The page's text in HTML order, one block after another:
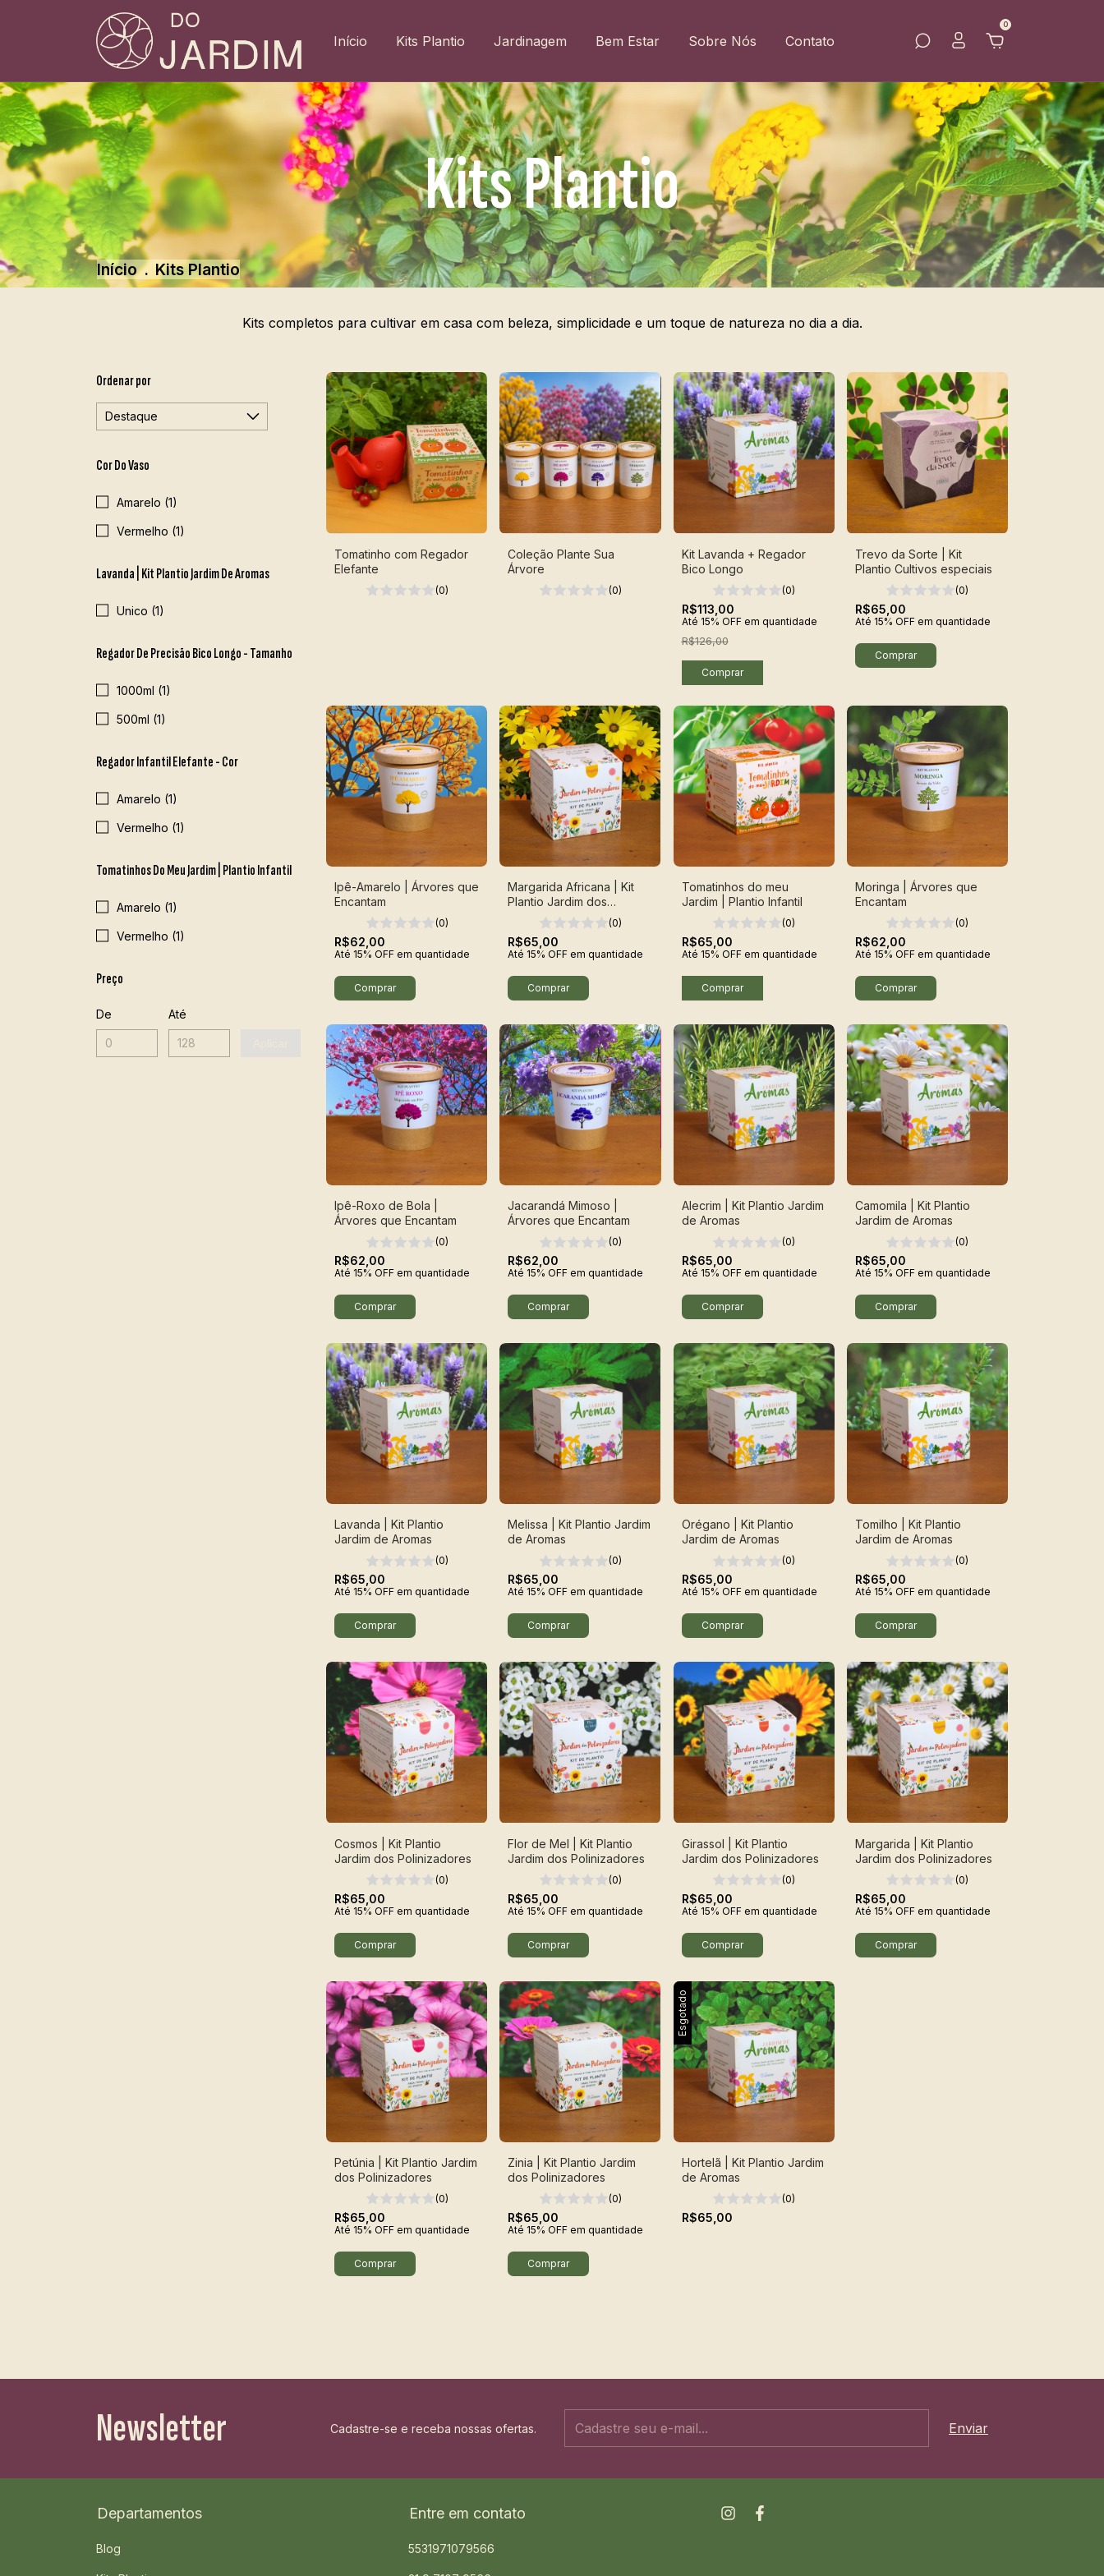
Início Kits Plantio Jardinagem Bem Estar Sobre Nós Contato
0
Início . Kits Plantio
Kits Plantio
Kits completos para cultivar em casa com beleza, simplicidade e um toque de natureza no dia a dia.
Ordenar por
Cor Do Vaso
Amarelo (1)
Vermelho (1)
Lavanda | Kit Plantio Jardim De Aromas
Unico (1)
Regador De Precisão Bico Longo - Tamanho
1000ml (1)
500ml (1)
Regador Infantil Elefante - Cor
Amarelo (1)
Vermelho (1)
Tomatinhos Do Meu Jardim | Plantio Infantil
Amarelo (1)
Vermelho (1)
Preço
De Até
Tomatinho com Regador
Elefante
(0)
Coleção Plante Sua
Árvore
(0)
Kit Lavanda + Regador
Bico Longo
(0)
R$113,00
Até 15% OFF em quantidade
R$126,00
Comprar
Trevo da Sorte | Kit
Plantio Cultivos especiais
(0)
R$65,00
Até 15% OFF em quantidade
Ipê-Amarelo | Árvores que
Encantam
(0)
R$62,00
Até 15% OFF em quantidade
Margarida Africana | Kit
Plantio Jardim dos
Polinizadores
(0)
R$65,00
Até 15% OFF em quantidade
Tomatinhos do meu
Jardim | Plantio Infantil
(0)
R$65,00
Até 15% OFF em quantidade
Comprar
Moringa | Árvores que
Encantam
(0)
R$62,00
Até 15% OFF em quantidade
Ipê-Roxo de Bola |
Árvores que Encantam
(0)
R$62,00
Até 15% OFF em quantidade
Jacarandá Mimoso |
Árvores que Encantam
(0)
R$62,00
Até 15% OFF em quantidade
Alecrim | Kit Plantio Jardim
de Aromas
(0)
R$65,00
Até 15% OFF em quantidade
Camomila | Kit Plantio
Jardim de Aromas
(0)
R$65,00
Até 15% OFF em quantidade
Lavanda | Kit Plantio
Jardim de Aromas
(0)
R$65,00
Até 15% OFF em quantidade
Melissa | Kit Plantio Jardim
de Aromas
(0)
R$65,00
Até 15% OFF em quantidade
Orégano | Kit Plantio
Jardim de Aromas
(0)
R$65,00
Até 15% OFF em quantidade
Tomilho | Kit Plantio
Jardim de Aromas
(0)
R$65,00
Até 15% OFF em quantidade
Cosmos | Kit Plantio
Jardim dos Polinizadores
(0)
R$65,00
Até 15% OFF em quantidade
Flor de Mel | Kit Plantio
Jardim dos Polinizadores
(0)
R$65,00
Até 15% OFF em quantidade
Girassol | Kit Plantio
Jardim dos Polinizadores
(0)
R$65,00
Até 15% OFF em quantidade
Margarida | Kit Plantio
Jardim dos Polinizadores
(0)
R$65,00
Até 15% OFF em quantidade
Petúnia | Kit Plantio Jardim
dos Polinizadores
(0)
R$65,00
Até 15% OFF em quantidade
Zinia | Kit Plantio Jardim
dos Polinizadores
(0)
R$65,00
Até 15% OFF em quantidade
Esgotado
Hortelã | Kit Plantio Jardim
de Aromas
(0)
R$65,00
Newsletter Cadastre-se e receba nossas ofertas.
Departamentos
Blog
Entre em contato
5531971079566